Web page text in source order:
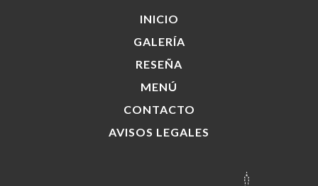
INICIO
GALERÍA
RESEÑA
MENÚ
CONTACTO
AVISOS LEGALES